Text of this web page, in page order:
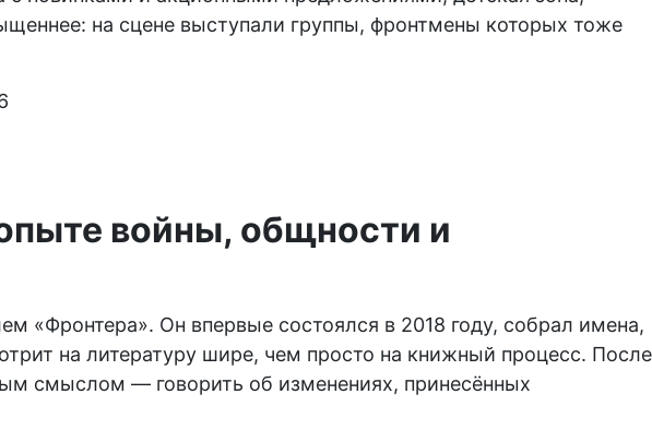
на сцене выступали группы, фронтмены которых тоже
войны, общности и
«Фронтера». Он впервые состоялся в 2018 году, собрал имена,
на литературу шире, чем просто на книжный процесс. После
смыслом — говорить об изменениях, принесённых